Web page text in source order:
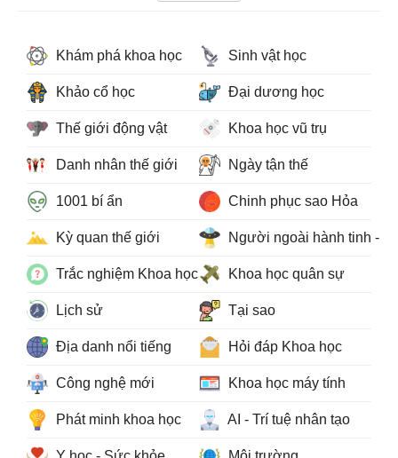
Khám phá khoa học Sinh vật học
Khảo cổ học Đại dương học
Thế giới động vật Khoa học vũ trụ
Danh nhân thế giới Ngày tận thế
1001 bí ẩn Chinh phục sao Hỏa
Kỳ quan thế giới Người ngoài hành tinh -
Trắc nghiệm Khoa học Khoa học quân sự
Lịch sử Tại sao
Địa danh nổi tiếng Hỏi đáp Khoa học
Công nghệ mới Khoa học máy tính
Phát minh khoa học AI - Trí tuệ nhân tạo